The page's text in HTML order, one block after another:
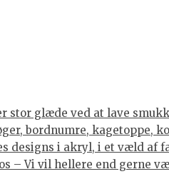
stor glæde ved at lave
bordnumre, kagetoppe,
designs i akryl, i et væld
– Vi vil hellere end gerne